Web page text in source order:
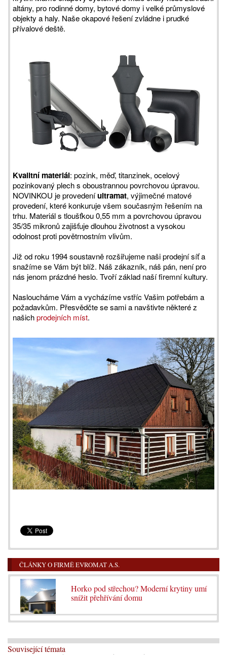
altány, pro rodinné domy, bytové domy i velké průmyslové
objekty a haly. Naše okapové řešení zvládne i prudké
přívalové deště.
Kvalitní materiál: pozink, měď, titanzinek, ocelový
pozinkovaný plech s oboustrannou povrchovou úpravou.
NOVINKOU je provedeníultramat, výjimečné matové
provedení, které konkuruje všem současným řešením na
trhu. Materiál s tloušťkou 0,55 mm a povrchovou úpravou
35/35 mikronů zajišťuje dlouhou životnost a vysokou
odolnost proti povětrnostním vlivům.
Již od roku 1994 soustavně rozšiřujeme naši prodejní síť a
snažíme se Vám být blíž. Náš zákazník, náš pán, není pro
nás jenom prázdné heslo. Tvoří základ naší firemní kultury.
Nasloucháme Vám a vycházíme vstříc Vašim potřebám a
požadavkům. Přesvědčte se sami a navštivte některé z
našichprodejních míst.
ČLÁNKY O FIRMĚ EVROMAT A.S.
Horko pod střechou? Moderní krytiny umí
snížit přehřívání domu
Související témata